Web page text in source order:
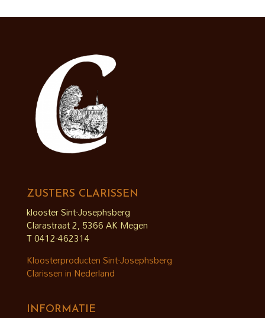
ZUSTERS CLARISSEN
klooster Sint-Josephsberg
Clarastraat 2, 5366 AK Megen
T 0412-462314
Kloosterproducten Sint-Josephsberg
Clarissen in Nederland
INFORMATIE